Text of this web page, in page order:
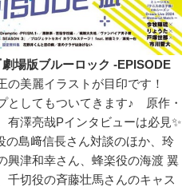
劇場版ブルーロック -EPISODE
の美麗イラストが目印です！
としてもついてきます♪ 原作・
有澤亮哉Pインタビューは必見✨
の島﨑信長さん対談のほか、玲
興津和幸さん、蜂楽役の海渡 翼
千切役の斉藤壮馬さんのキャス